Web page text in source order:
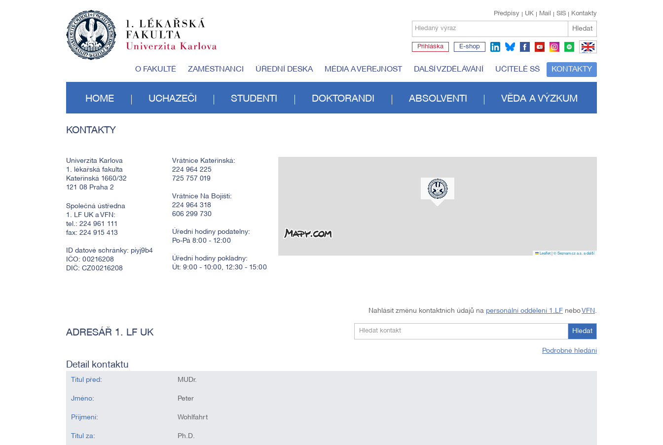
Kontakty
SIS
Mail
UK
Předpisy
Hledaný výraz Hledat
Přihláška E-shop
EN
O FAKULTĚ ZAMĚSTNANCI ÚŘEDNÍ DESKA MÉDIA A VEŘEJNOST DALŠÍ VZDĚLÁVÁNÍ UČITELÉ SŠ KONTAKTY
HOME UCHAZEČI STUDENTI DOKTORANDI ABSOLVENTI VĚDA A VÝZKUM
KONTAKTY
Leaflet|© Seznam.cz a.s. a další
Univerzita Karlova
1. lékařská fakulta
Kateřinská 1660/32
121 08 Praha 2
Společná ústředna
1. LF UK a VFN:
tel.: 224 961 111
fax: 224 915 413
ID datové schránky: piyj9b4
IČO: 00216208
DIČ: CZ00216208
Vrátnice Kateřinská:
224 964 225
725 757 019
Vrátnice Na Bojišti:
224 964 318
606 299 730
Úřední hodiny podatelny:
Po-Pá 8:00 - 12:00
Úřední hodiny pokladny:
Út: 9:00 - 10:00, 12:30 - 15:00
Nahlásit změnu kontaktních údajů na personální oddělení 1.LF neboVFN .
Hledat kontakt Hledat
Podrobné hledání
ADRESÁŘ 1. LF UK
Detail kontaktu
Titul před: MUDr.
Jméno: Peter
Přijmení: Wohlfahrt
Titul za: Ph.D.